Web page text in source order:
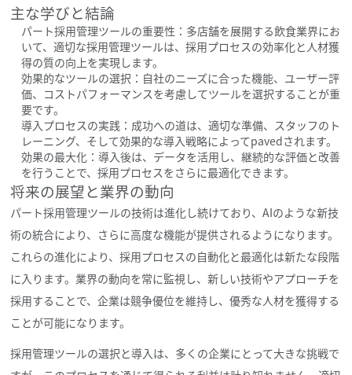
主な学びと結論
パート採用管理ツールの重要性：多店舗を展開する飲食業界にお
いて、適切な採用管理ツールは、採用プロセスの効率化と人材獲
得の質の向上を実現します。
効果的なツールの選択：自社のニーズに合った機能、ユーザー評
価、コストパフォーマンスを考慮してツールを選択することが重
要です。
導入プロセスの実践：成功への道は、適切な準備、スタッフのト
レーニング、そして効果的な導入戦略によってpavedされます。
効果の最大化：導入後は、データを活用し、継続的な評価と改善
を行うことで、採用プロセスをさらに最適化できます。
将来の展望と業界の動向
パート採用管理ツールの技術は進化し続けており、AIのような新技
術の統合により、さらに高度な機能が提供されるようになります。
これらの進化により、採用プロセスの自動化と最適化は新たな段階
に入ります。業界の動向を常に監視し、新しい技術やアプローチを
採用することで、企業は競争優位を維持し、優秀な人材を獲得する
ことが可能になります。
採用管理ツールの選択と導入は、多くの企業にとって大きな挑戦で